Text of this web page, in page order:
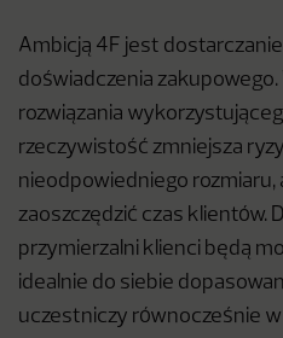
Ambicją 4F jest
doświadczenia
rozwiązania
rzeczywistość zmniejsza
nieodpowiedniego rozmiaru,
zaoszczędzić czas klientów.
przymierzalni klienci będą
idealnie do siebie
uczestniczy równocześnie